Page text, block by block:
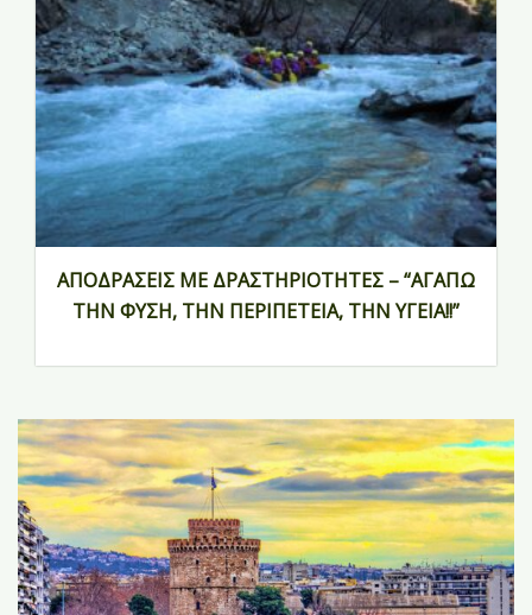
ΑΠΟΔΡΑΣΕΙΣ ΜΕ ΔΡΑΣΤΗΡΙΟΤΗΤΕΣ – “ΑΓΑΠΩ
ΤΗΝ ΦΥΣΗ, ΤΗΝ ΠΕΡΙΠΕΤΕΙΑ, ΤΗΝ ΥΓΕΙΑ!!”